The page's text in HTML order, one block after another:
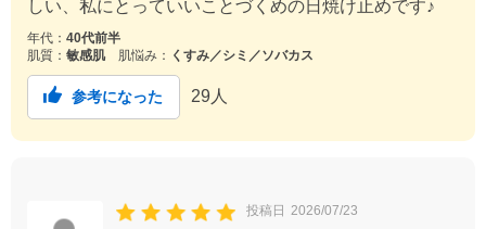
しい、私にとっていいことづくめの日焼け止めです♪
年代： 40代前半
肌質： 敏感肌 肌悩み： くすみ／シミ／ソバカス
参考になった 29 人
投稿日 2026/07/23